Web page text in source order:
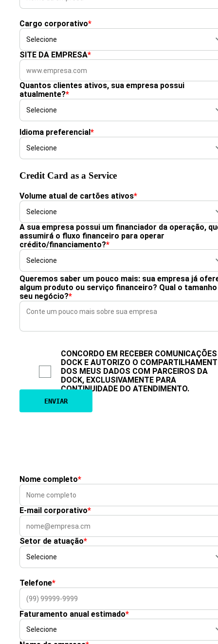
Cargo corporativo*
SITE DA EMPRESA*
Quantos clientes ativos, sua empresa possui
atualmente?*
Idioma preferencial*
Credit Card as a Service
Volume atual de cartões ativos*
A sua empresa possui um financiador da operação,
assumirá o fluxo financeiro para operar
crédito/financiamento?*
Queremos saber um pouco mais: sua empresa já
algum produto ou serviço financeiro? Qual o
seu negócio?*
CONCORDO EM RECEBER
DOCK E AUTORIZO O
DOS MEUS DADOS COM PARCEIROS DA
DOCK, EXCLUSIVAMENTE PARA
CONTINUIDADE DO ATENDIMENTO.
Nome completo*
E-mail corporativo*
Setor de atuação*
Telefone*
Faturamento anual estimado*